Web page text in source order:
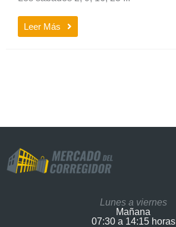
Leer Más
Lunes a viernes
Mañana
07:30 a 14:15 horas